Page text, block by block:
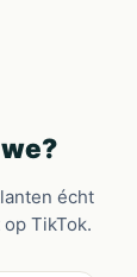
écht
TikTok.